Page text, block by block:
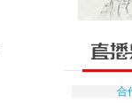
合